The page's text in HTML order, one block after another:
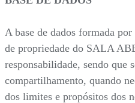
A base de dados formada
de propriedade do SALA
responsabilidade, sendo que
compartilhamento, quando
dos limites e propósitos dos